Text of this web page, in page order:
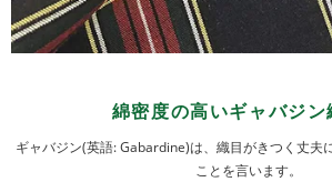
綿密度の高いギャバジン
ギャバジン(英語: Gabardine)は、織目がきつく丈夫
ことを言います。